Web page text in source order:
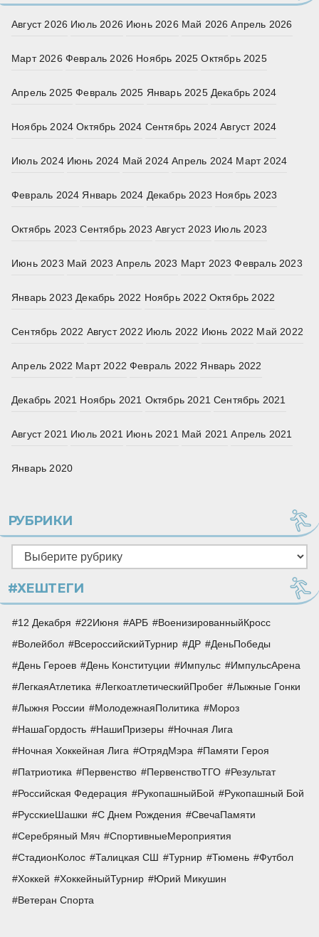
Август 2026 Июль 2026 Июнь 2026 Май 2026 Апрель 2026
Март 2026 Февраль 2026 Ноябрь 2025 Октябрь 2025
Апрель 2025 Февраль 2025 Январь 2025 Декабрь 2024
Ноябрь 2024 Октябрь 2024 Сентябрь 2024 Август 2024
Июль 2024 Июнь 2024 Май 2024 Апрель 2024 Март 2024
Февраль 2024 Январь 2024 Декабрь 2023 Ноябрь 2023
Октябрь 2023 Сентябрь 2023 Август 2023 Июль 2023
Июнь 2023 Май 2023 Апрель 2023 Март 2023 Февраль 2023
Январь 2023 Декабрь 2022 Ноябрь 2022 Октябрь 2022
Сентябрь 2022 Август 2022 Июль 2022 Июнь 2022 Май 2022
Апрель 2022 Март 2022 Февраль 2022 Январь 2022
Декабрь 2021 Ноябрь 2021 Октябрь 2021 Сентябрь 2021
Август 2021 Июль 2021 Июнь 2021 Май 2021 Апрель 2021
Январь 2020
РУБРИКИ
Рубрики
#ХЕШТЕГИ
12 Декабря 22Июня АРБ
ВоенизированныйКросс
Волейбол
ВсероссийскийТурнир ДР
ДеньПобеды
День Героев
День Конституции Импульс
ИмпульсАрена
ЛегкаяАтлетика
ЛегкоатлетическийПробег
Лыжные Гонки
Лыжня России
МолодежнаяПолитика
Мороз
НашаГордость
НашиПризеры
Ночная Лига
Ночная Хоккейная Лига
ОтрядМэра
Памяти Героя
Патриотика
Первенство ПервенствоТГО
Результат
Российская Федерация
РукопашныйБой
Рукопашный Бой
РусскиеШашки
С Днем Рождения
СвечаПамяти
Серебряный Мяч
СпортивныеМероприятия
СтадионКолос
Талицкая СШ Турнир Тюмень
Футбол
Хоккей
ХоккейныйТурнир
Юрий Микушин
Ветеран Спорта